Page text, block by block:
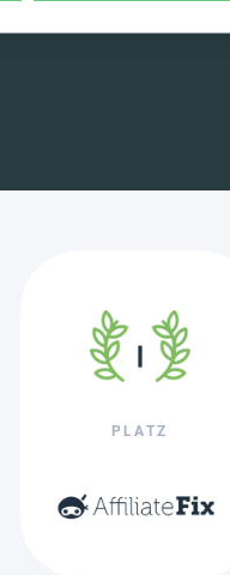
PLATZ